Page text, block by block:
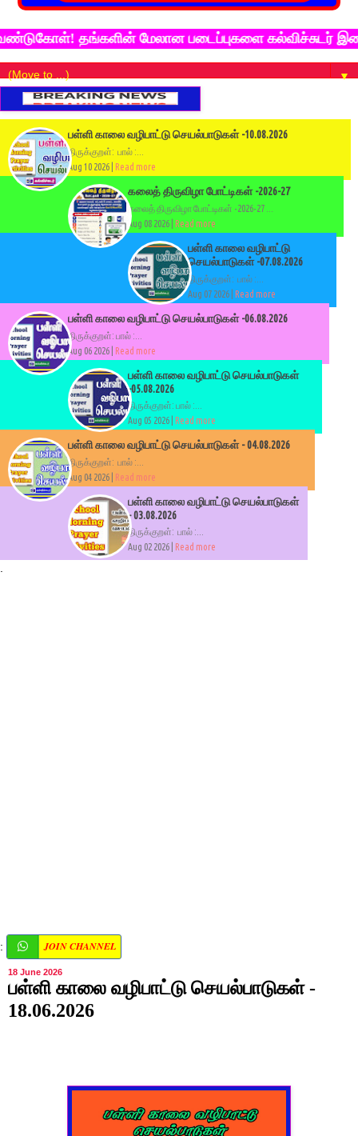
தங்களின் மேலான படைப்புகளை கல்விச்சுடர் இணைய
▼
பள்ளி காலை வழிபாட்டு செயல்பாடுகள் -10.08.2026
திருக்குறள்: பால் :...
Aug 10 2026 | Read more
கலைத் திருவிழா போட்டிகள் -2026-27
கலைத் திருவிழா போட்டிகள் -2026-27 ...
Aug 08 2026 | Read more
பள்ளி காலை வழிபாட்டு
செயல்பாடுகள் -07.08.2026
திருக்குறள்: பால் :...
Aug 07 2026 | Read more
பள்ளி காலை வழிபாட்டு செயல்பாடுகள் -06.08.2026
திருக்குறள்: பால் :...
Aug 06 2026 | Read more
பள்ளி காலை வழிபாட்டு செயல்பாடுகள்
-05.08.2026
திருக்குறள்: பால் :...
Aug 05 2026 | Read more
பள்ளி காலை வழிபாட்டு செயல்பாடுகள் - 04.08.2026
திருக்குறள்: பால் :...
Aug 04 2026 | Read more
பள்ளி காலை வழிபாட்டு செயல்பாடுகள்
- 03.08.2026
திருக்குறள்: பால் :...
Aug 02 2026 | Read more
: JOIN CHANNEL
18 June 2026
பள்ளி காலை வழிபாட்டு செயல்பாடுகள் -
18.06.2026